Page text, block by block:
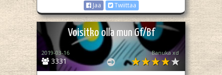
Jaa
Twiittaa
Voisitko olla mun Gf/Bf
3331
2019-03-16 Banuka xd